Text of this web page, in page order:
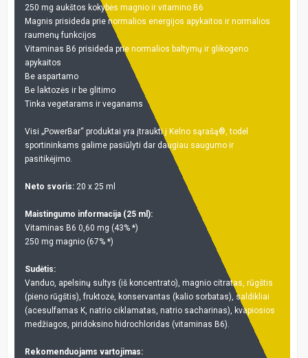
250 mg aukštos kokybės magnio ir vitamino B6
Magnis prisideda prie normalios energijos apykaitos ir normalios
raumenų funkcijos
Vitaminas B6 prisideda prie normalios baltymų ir glikogeno
apykaitos
Be aspartamo
Be laktozės ir be glitimo
Tinka vegetarams ir veganams
Visi „PowerBar“ produktai yra įtraukti į Kelno sąrašą®, todėl
sportininkams galime pasiūlyti dar daugiau saugumo ir
pasitikėjimo.
Neto svoris: 20 x 25 ml
Maistingumo informacija (25 ml):
Vitaminas B6 0,60 mg (43% *)
250 mg magnio (67% *)
Sudėtis:
Vanduo, apelsinų sultys (iš koncentrato), magnio citratas, rūgštis
(pieno rūgštis), fruktozė, konservantas (kalio sorbatas), saldikliai
(acesulfamas K, natrio ciklamatas, natrio sacharinas), kvapiosios
medžiagos, piridoksino hidrochloridas (vitaminas B6).
Rekomenduojams vartojimas: